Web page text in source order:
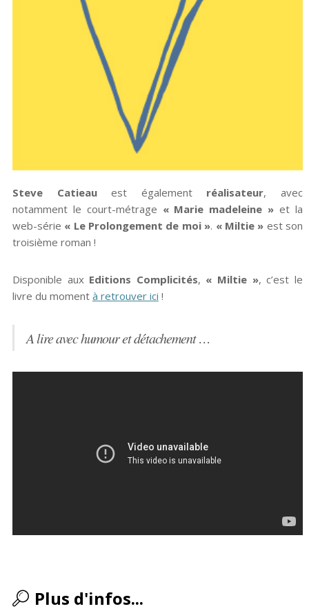
Steve Catieauest également réalisateur, avec
notamment le court-métrage « Marie madeleine » et la
web-série « Le Prolongement de moi ». « Miltie » est son
troisième roman !
Disponible aux Editions Complicités, « Miltie », c’est le
livre du moment à retrouver ici !
A lire avec humour et détachement …
Plus d'infos...